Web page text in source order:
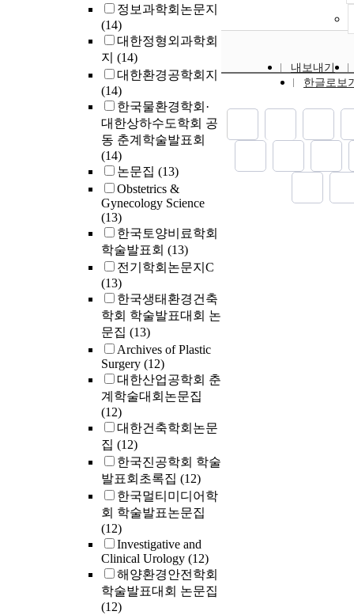
정보과학회논문지
(14)
대한정형외과학회
지 (14)
대한환경공학회지
(14)
한국물환경학회·
대한상하수도학회 공
동 춘계학술발표회
(14)
논문집 (13)
Obstetrics &
Gynecology Science
(13)
한국토양비료학회
학술발표회 (13)
전기학회논문지C
(13)
한국생태환경건축
학회 학술발표대회 논
문집 (13)
Archives of Plastic
Surgery (12)
대한산업공학회 춘
계학술대회논문집
(12)
대한건축학회논문
집 (12)
한국진공학회 학술
발표회초록집 (12)
한국멀티미디어학
회 학술발표논문집
(12)
Investigative and
Clinical Urology (12)
해양환경안전학회
학술발표대회 논문집
(12)
그래프
석과 산
분석하
내보내기
한글로보